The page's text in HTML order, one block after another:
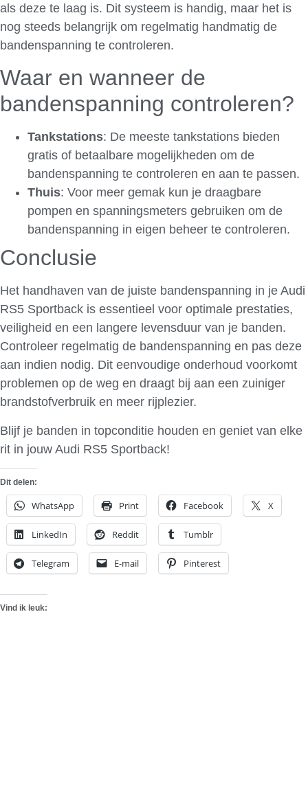
als deze te laag is. Dit systeem is handig, maar het is
nog steeds belangrijk om regelmatig handmatig de
bandenspanning te controleren.
Waar en wanneer de
bandenspanning controleren?
Tankstations: De meeste tankstations bieden
gratis of betaalbare mogelijkheden om de
bandenspanning te controleren en aan te passen.
Thuis: Voor meer gemak kun je draagbare
pompen en spanningsmeters gebruiken om de
bandenspanning in eigen beheer te controleren.
Conclusie
Het handhaven van de juiste bandenspanning in je Audi
RS5 Sportback is essentieel voor optimale prestaties,
veiligheid en een langere levensduur van je banden.
Controleer regelmatig de bandenspanning en pas deze
aan indien nodig. Dit eenvoudige onderhoud voorkomt
problemen op de weg en draagt bij aan een zuiniger
brandstofverbruik en meer rijplezier.
Blijf je banden in topconditie houden en geniet van elke
rit in jouw Audi RS5 Sportback!
Dit delen:
WhatsApp Print Facebook X
LinkedIn Reddit Tumblr
Telegram E-mail Pinterest
Vind ik leuk: